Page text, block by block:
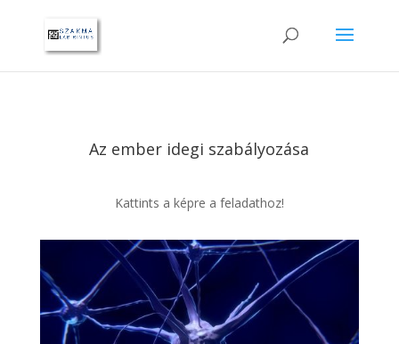
Az ember idegi szabályozása
Kattints a képre a feladathoz!